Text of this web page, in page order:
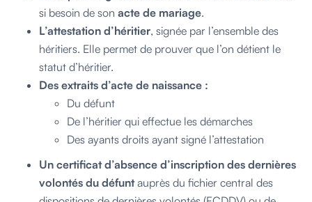
si besoin de son acte de mariage.
L’attestation d’héritier, signée par l’ensemble des
héritiers. Elle permet de prouver que l’on détient le
statut d’héritier.
Des extraits d’acte de naissance :
Du défunt
De l’héritier qui effectue les démarches
Des ayants droits ayant signé l’attestation
Un certificat d’absence d’inscription des dernières
volontés du défuntauprès du fichier central des